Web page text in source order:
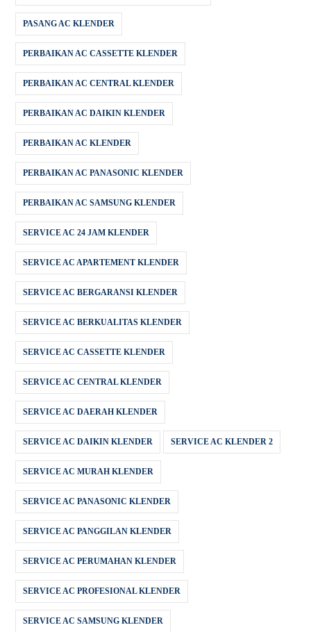
PASANG AC KLENDER
PERBAIKAN AC CASSETTE KLENDER
PERBAIKAN AC CENTRAL KLENDER
PERBAIKAN AC DAIKIN KLENDER
PERBAIKAN AC KLENDER
PERBAIKAN AC PANASONIC KLENDER
PERBAIKAN AC SAMSUNG KLENDER
SERVICE AC 24 JAM KLENDER
SERVICE AC APARTEMENT KLENDER
SERVICE AC BERGARANSI KLENDER
SERVICE AC BERKUALITAS KLENDER
SERVICE AC CASSETTE KLENDER
SERVICE AC CENTRAL KLENDER
SERVICE AC DAERAH KLENDER
SERVICE AC DAIKIN KLENDER SERVICE AC KLENDER 2
SERVICE AC MURAH KLENDER
SERVICE AC PANASONIC KLENDER
SERVICE AC PANGGILAN KLENDER
SERVICE AC PERUMAHAN KLENDER
SERVICE AC PROFESIONAL KLENDER
SERVICE AC SAMSUNG KLENDER